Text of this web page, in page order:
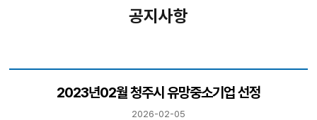
공지사항
2023년02월 청주시 유망중소기업 선정
2026-02-05